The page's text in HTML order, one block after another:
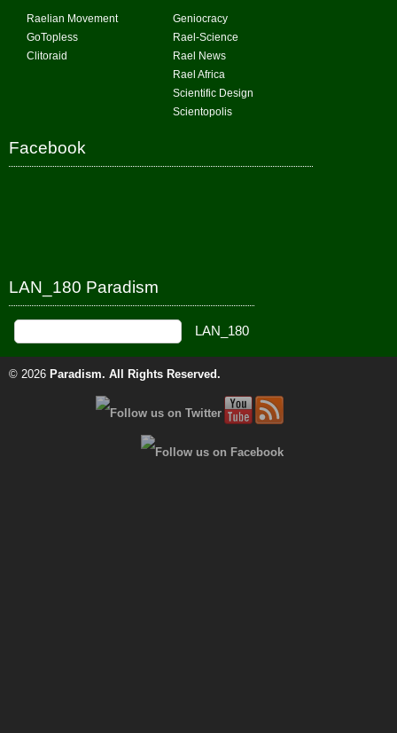
Raelian Movement
GoTopless
Clitoraid
Geniocracy
Rael-Science
Rael News
Rael Africa
Scientific Design
Scientopolis
Facebook
LAN_180 Paradism
© 2026 Paradism. All Rights Reserved.